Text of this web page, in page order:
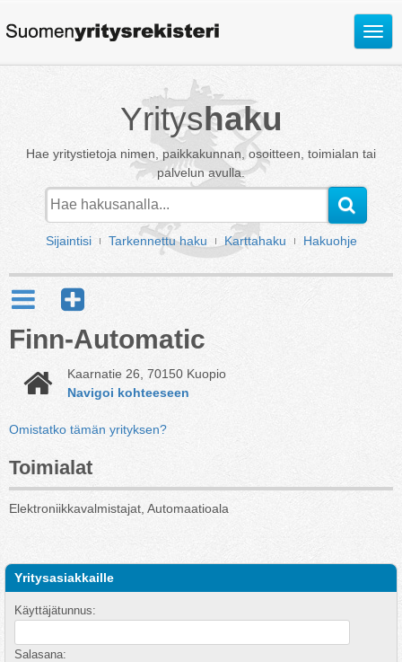
Avaa
Yrityshaku
Hae yritystietoja nimen, paikkakunnan, osoitteen, toimialan tai
palvelun avulla.
Sijaintisi Tarkennettu haku Karttahaku Hakuohje
Finn-Automatic
Kaarnatie 26, 70150 Kuopio
Navigoi kohteeseen
Omistatko tämän yrityksen?
Toimialat
Elektroniikkavalmistajat, Automaatioala
Yritysasiakkaille
Käyttäjätunnus:
Salasana: